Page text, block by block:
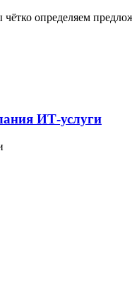
определяем
ИТ-услуги